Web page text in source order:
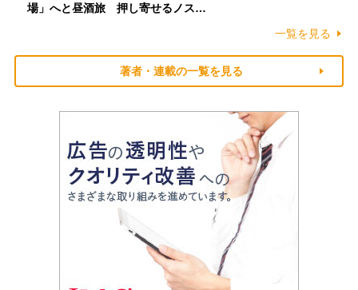
場」へと昼酒旅 押し寄せるノス…
一覧を見る
著者・連載の一覧を見る